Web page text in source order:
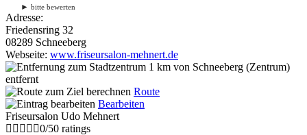
► bitte bewerten
Adresse:
Friedensring 32
08289 Schneeberg
Webseite: www.friseursalon-mehnert.de
1 km von Schneeberg (Zentrum)
entfernt
Route
Bearbeiten
Friseursalon Udo Mehnert
0/50 ratings